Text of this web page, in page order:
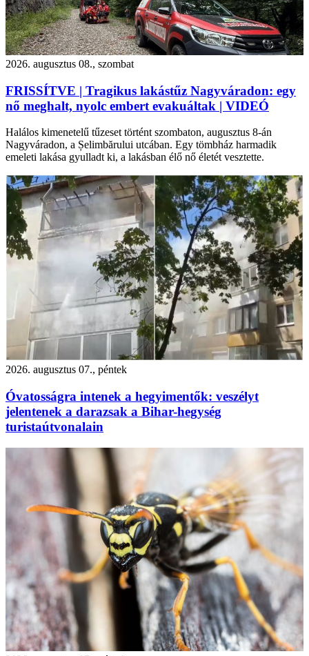
2026. augusztus 08., szombat
FRISSÍTVE | Tragikus lakástűz Nagyváradon: egy
nő meghalt, nyolc embert evakuáltak | VIDEÓ
Halálos kimenetelű tűzeset történt szombaton, augusztus 8-án
Nagyváradon, a Șelimbărului utcában. Egy tömbház harmadik
emeleti lakása gyulladt ki, a lakásban élő nő életét vesztette.
2026. augusztus 07., péntek
Óvatosságra intenek a hegyimentők: veszélyt
jelentenek a darazsak a Bihar-hegység
turistaútvonalain